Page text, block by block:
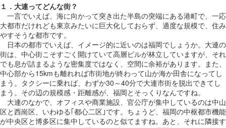
１．大連ってどんな街？
一言でいえば、海に向かって突き出た半島の突端にある港町で、一応
大都市だけれども東京みたいに巨大化しておらず、適度な規模で、住み
やすそうな都市です。
日本の都市でいえば、イメージ的に近いのは福岡でしょうか。大連の
街は、中心街こそすごく開けていて高層ビルが林立していますが、それ
でも息が詰まるような密集度ではなく、空間に余裕があります。また、
中心部から15kmも離れれば市街地が終わって山か海か田舎になってし
まう。タクシーに乗れば、わずか30～40分で大連市街を脱出できてし
まう。その辺の規模感・距離感が、福岡とそっくりなんですね。
大連のなかで、オフィスや商業施設、官公庁が集中しているのは中山
区と西崗区、いわゆる｢都心二区｣です。ちょうど、福岡の中枢都市機能
が中央区と博多区に集中しているのと似てますね。あと、それに隣接す